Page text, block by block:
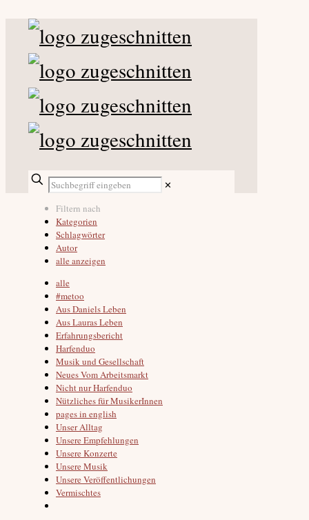
✕
Filtern nach
Kategorien
Schlagwörter
Autor
alle anzeigen
alle
#metoo
Aus Daniels Leben
Aus Lauras Leben
Erfahrungsbericht
Harfenduo
Musik und Gesellschaft
Neues Vom Arbeitsmarkt
Nicht nur Harfenduo
Nützliches für MusikerInnen
pages in english
Unser Alltag
Unsere Empfehlungen
Unsere Konzerte
Unsere Musik
Unsere Veröffentlichungen
Vermischtes